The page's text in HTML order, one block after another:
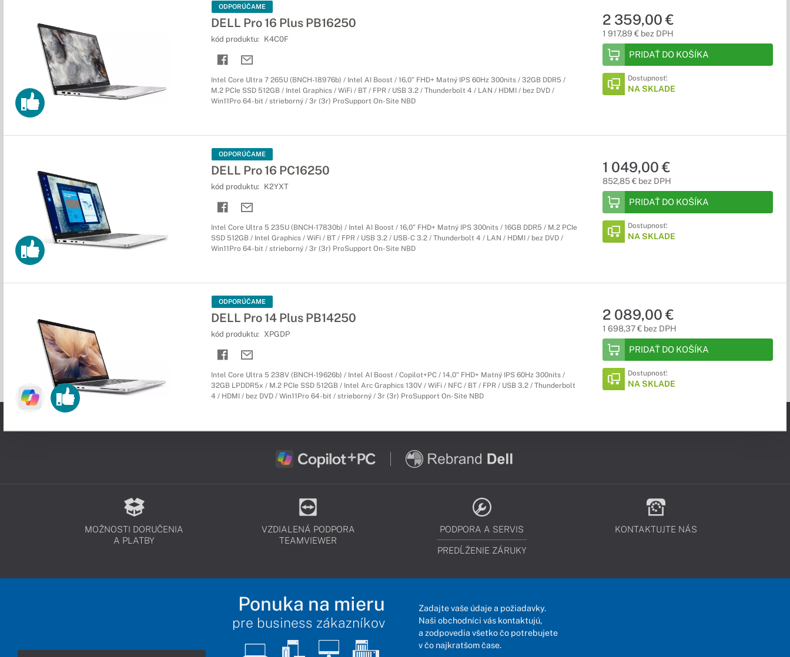
ODPORÚČAME
DELL Pro 16 Plus PB16250
kód produktu: K4C0F
Intel Core Ultra 7 265U (BNCH-18976b) / Intel AI Boost / 16,0" FHD+ Matný IPS 60Hz 300nits / 32GB DDR5 /
M.2 PCIe SSD 512GB / Intel Graphics / WiFi / BT / FPR / USB 3.2 / Thunderbolt 4 / LAN / HDMI / bez DVD /
Win11Pro 64-bit / strieborný / 3r (3r) ProSupport On-Site NBD
2 359,00 €
1 917,89 € bez DPH
PRIDAŤ DO KOŠÍKA
Dostupnosť:
NA SKLADE
ODPORÚČAME
DELL Pro 16 PC16250
kód produktu: K2YXT
Intel Core Ultra 5 235U (BNCH-17830b) / Intel AI Boost / 16,0" FHD+ Matný IPS 300nits / 16GB DDR5 / M.2 PCIe
SSD 512GB / Intel Graphics / WiFi / BT / FPR / USB 3.2 / USB-C 3.2 / Thunderbolt 4 / LAN / HDMI / bez DVD /
Win11Pro 64-bit / strieborný / 3r (3r) ProSupport On-Site NBD
1 049,00 €
852,85 € bez DPH
PRIDAŤ DO KOŠÍKA
Dostupnosť:
NA SKLADE
ODPORÚČAME
DELL Pro 14 Plus PB14250
kód produktu: XPGDP
Intel Core Ultra 5 238V (BNCH-19626b) / Intel AI Boost / Copilot+PC / 14,0" FHD+ Matný IPS 60Hz 300nits /
32GB LPDDR5x / M.2 PCIe SSD 512GB / Intel Arc Graphics 130V / WiFi / NFC / BT / FPR / USB 3.2 / Thunderbolt
4 / HDMI / bez DVD / Win11Pro 64-bit / strieborný / 3r (3r) ProSupport On-Site NBD
2 089,00 €
1 698,37 € bez DPH
PRIDAŤ DO KOŠÍKA
Dostupnosť:
NA SKLADE
MOŽNOSTI DORUČENIA
A PLATBY
VZDIALENÁ PODPORA
TEAMVIEWER
PODPORA A SERVIS
PREDĹŽENIE ZÁRUKY
KONTAKTUJTE NÁS
Ponuka na mieru
pre business zákazníkov
Zadajte vaše údaje a požiadavky.
Naši obchodníci vás kontaktujú,
a zodpovedia všetko čo potrebujete
v čo najkratšom čase.